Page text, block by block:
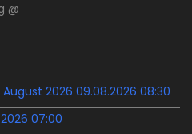
@
2026 09.08.2026 08:30
07:00